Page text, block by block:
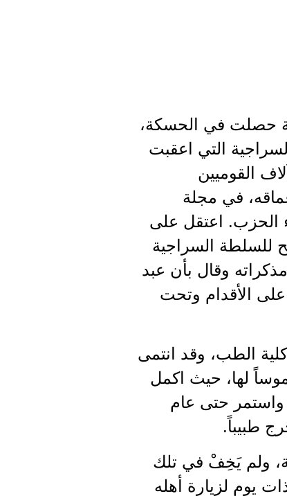
حصلت في الحسكة،
السراجية التي اعقبت
القوميين
في مجلة
الحزب. اعتقل على
للسلطة السراجية
وقال بأن عبد
الأقدام وتحت
الطب، وقد انتمى
وعيّن ناموساً لها، حيث اكمل
قومياً اجتماعياً. كان مقر المديرية في بيت الرفيق لوقا زودو (1). واستمر حتى عام
ولم يَخِفْ في تلك
يوم لزيارة أهله